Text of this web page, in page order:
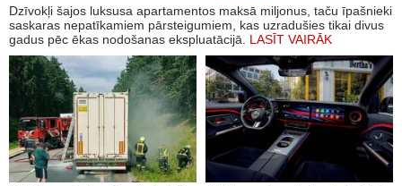
Dzīvokļi šajos luksusa apartamentos maksā miljonus, taču īpašnieki
saskaras nepatīkamiem pārsteigumiem, kas uzradušies tikai divus
gadus pēc ēkas nodošanas ekspluatācijā. LASĪT VAIRĀK